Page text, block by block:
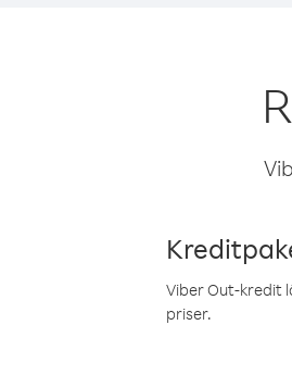
Viber Out-kredit
priser.